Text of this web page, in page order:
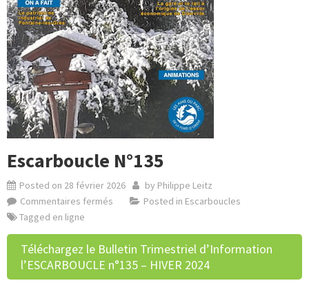
Escarboucle N°135
Posted on 28 février 2026 by Philippe Leitz
Commentaires fermés
Posted in Escarboucles
Tagged en ligne
Téléchargez le Bulletin Trimestriel d’Information
l’ESCARBOUCLE n°135 – HIVER 2024